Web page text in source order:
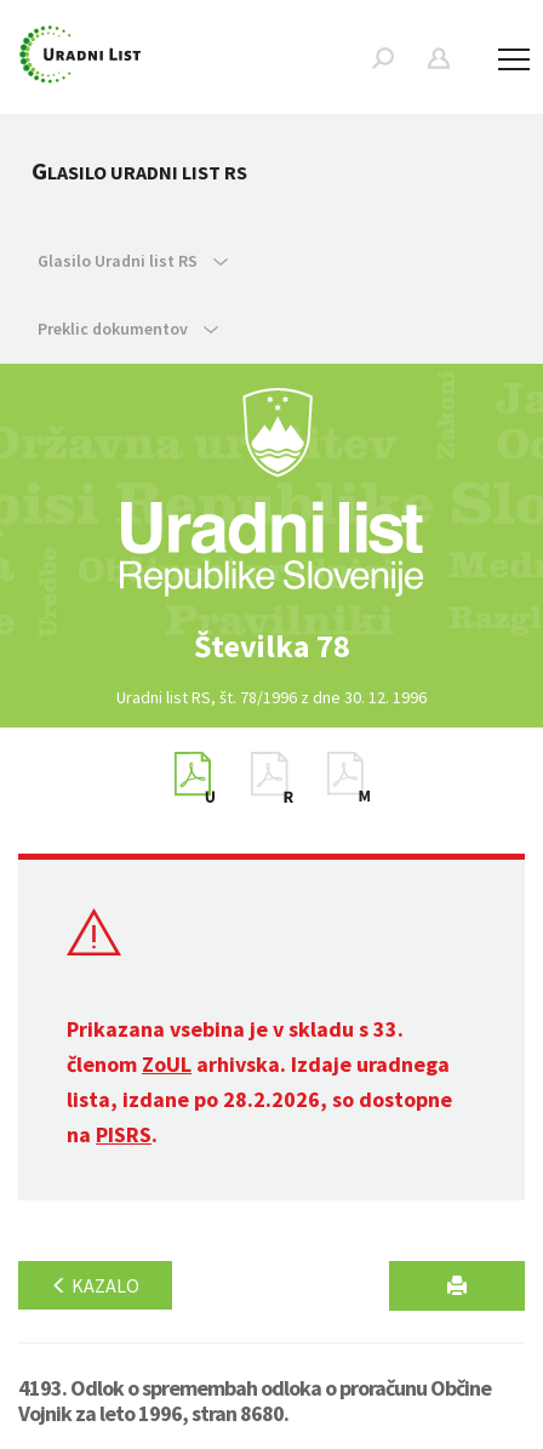
GLASILO URADNI LIST RS
Glasilo Uradni list RS
Preklic dokumentov
Številka 78
Uradni list RS, št. 78/1996 z dne 30. 12. 1996
Prikazana vsebina je v skladu s 33.
členom ZoUL arhivska. Izdaje uradnega
lista, izdane po 28.2.2026, so dostopne
na PISRS.
KAZALO
4193. Odlok o spremembah odloka o proračunu Občine
Vojnik za leto 1996, stran 8680.